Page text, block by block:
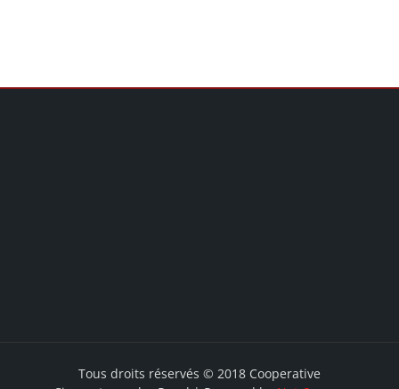
Tous droits réservés © 2018 Cooperative